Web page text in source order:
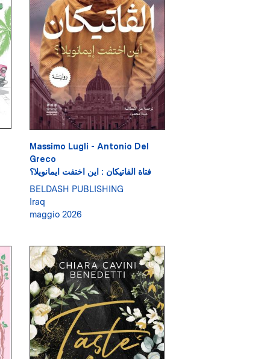
Massimo Lugli - Antonio Del
Greco
فتاة الفاتيكان : اين اختفت ايمانويلا؟
BELDASH PUBLISHING
Iraq
maggio 2026